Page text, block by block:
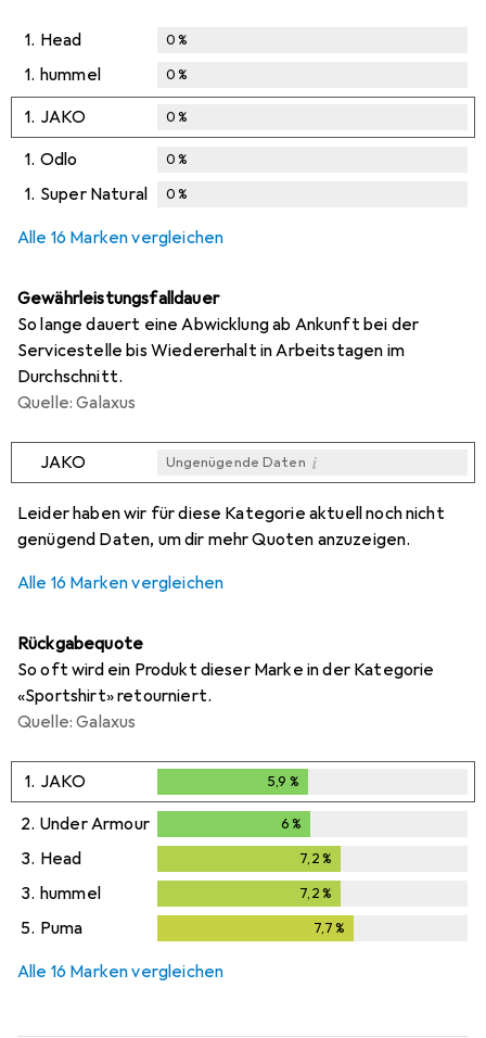
1. Head 0%
1. hummel 0%
1. JAKO 0%
1. Odlo 0%
1. Super Natural 0%
Alle 16 Marken vergleichen
Gewährleistungsfalldauer
So lange dauert eine Abwicklung ab Ankunft bei der
Servicestelle bis Wiedererhalt in Arbeitstagen im
Durchschnitt.
Quelle: Galaxus
JAKO Ungenügende Daten i
Leider haben wir für diese Kategorie aktuell noch nicht
genügend Daten, um dir mehr Quoten anzuzeigen.
Alle 16 Marken vergleichen
Rückgabequote
So oft wird ein Produkt dieser Marke in der Kategorie
«Sportshirt» retourniert.
Quelle: Galaxus
1. JAKO 5,9 %
2. Under Armour 6 %
3. Head 7,2 %
3. hummel 7,2 %
5. Puma 7,7 %
Alle 16 Marken vergleichen